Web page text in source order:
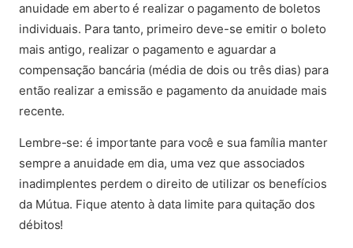
anuidade em aberto é realizar o pagamento de boletos
individuais. Para tanto, primeiro deve-se emitir o boleto
mais antigo, realizar o pagamento e aguardar a
compensação bancária (média de dois ou três dias) para
então realizar a emissão e pagamento da anuidade mais
recente.
Lembre-se: é importante para você e sua família manter
sempre a anuidade em dia, uma vez que associados
inadimplentes perdem o direito de utilizar os benefícios
da Mútua. Fique atento à data limite para quitação dos
débitos!